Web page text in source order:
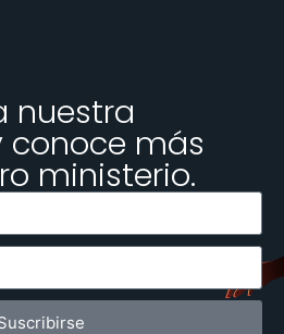
nuestra
conoce más
ministerio.